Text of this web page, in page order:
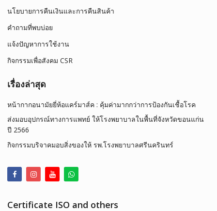
นโยบายการคืนเงินและการคืนสินค้า
คำถามที่พบบ่อย
แจ้งปัญหาการใช้งาน
กิจกรรมเพื่อสังคม CSR
เรื่องล่าสุด
หน้ากากอนามัยยี่ห้อแคร์มาส์ค : คุ้มค่ามากกว่าการป้องกันเชื้อโรค
ส่งมอบอุปกรณ์ทางการแพทย์ ให้โรงพยาบาลในพื้นที่จังหวัดขอนแก่น
ปี 2566
กิจกรรมบริจาคมอบสิ่งของให้ รพ.โรงพยาบาลศรีนครินทร์
Certificate ISO and others